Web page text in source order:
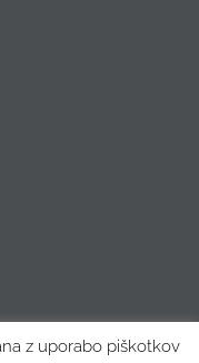
z uporabo piškotkov